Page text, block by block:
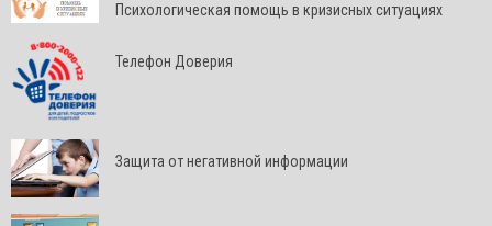
Психологическая помощь в кризисных ситуациях
Телефон Доверия
Защита от негативной информации